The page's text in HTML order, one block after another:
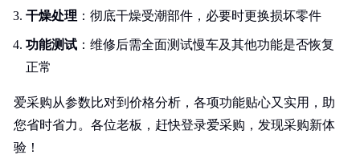
干燥处理 ：彻底干燥受潮部件，必要时更换损坏零件
功能测试 ：维修后需全面测试慢车及其他功能是否恢复
正常
爱采购从参数比对到价格分析，各项功能贴心又实用，助
您省时省力。各位老板，赶快登录爱采购，发现采购新体
验！